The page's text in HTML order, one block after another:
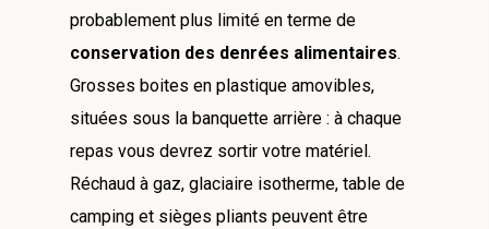
probablement plus limité en terme de
conservation des denrées alimentaires.
Grosses boites en plastique amovibles,
situées sous la banquette arrière : à chaque
repas vous devrez sortir votre matériel.
Réchaud à gaz, glaciaire isotherme, table de
camping et sièges pliants peuvent être